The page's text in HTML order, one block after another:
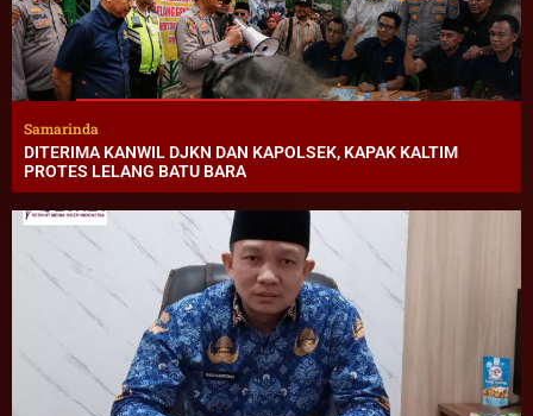
Samarinda
DITERIMA KANWIL DJKN DAN KAPOLSEK, KAPAK KALTIM
PROTES LELANG BATU BARA